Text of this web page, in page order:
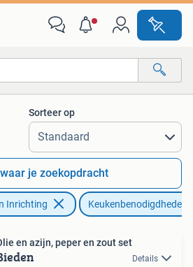
afstanden…
Sorteer op
je zoekopdracht
Inrichting Keukenbenodigdheden
en azijn, peper en zout set
Details